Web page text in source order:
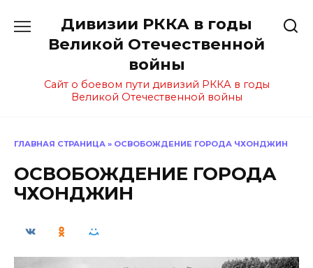
содержанию
Дивизии РККА в годы
Великой Отечественной
войны
Сайт о боевом пути дивизий РККА в годы
Великой Отечественной войны
ГЛАВНАЯ СТРАНИЦА » ОСВОБОЖДЕНИЕ ГОРОДА ЧХОНДЖИН
ОСВОБОЖДЕНИЕ ГОРОДА
ЧХОНДЖИН